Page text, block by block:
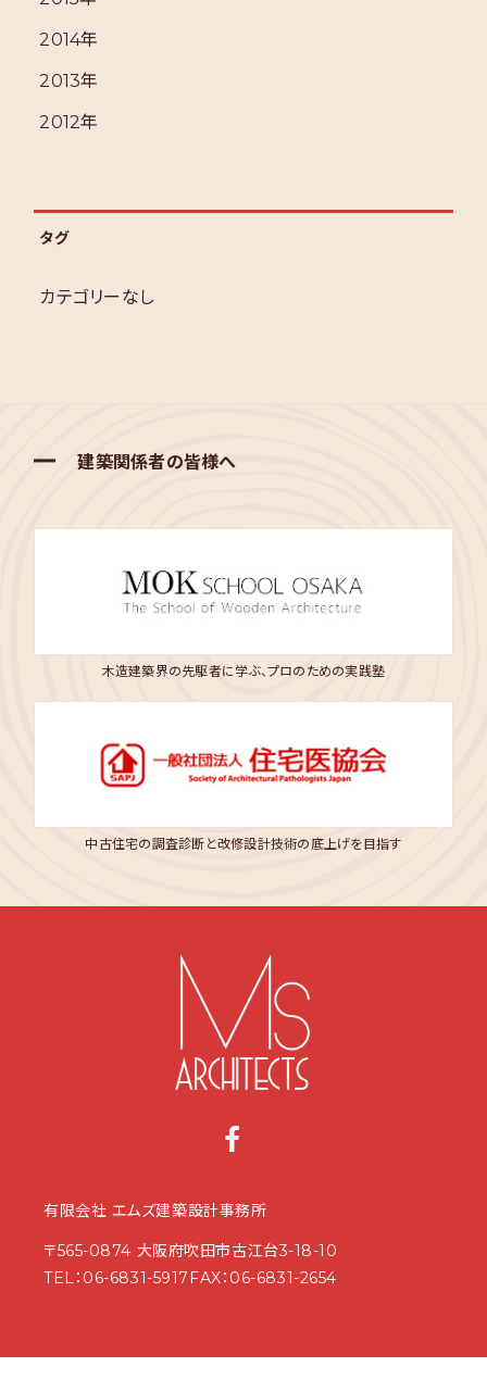
2014年
2013年
2012年
タグ
カテゴリーなし
建築関係者の皆様へ
木造建築界の先駆者に学ぶ、プロのための実践塾
中古住宅の調査診断と改修設計技術の底上げを目指す
有限会社 エムズ建築設計事務所
〒565-0874 大阪府吹田市古江台3-18-10
TEL： 06-6831-5917 FAX：06-6831-2654